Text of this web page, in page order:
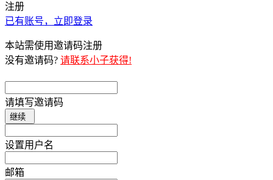
注册
已有账号，立即登录
本站需使用邀请码注册
没有邀请码? 请联系小子获得!
请填写邀请码
继续
设置用户名
邮箱